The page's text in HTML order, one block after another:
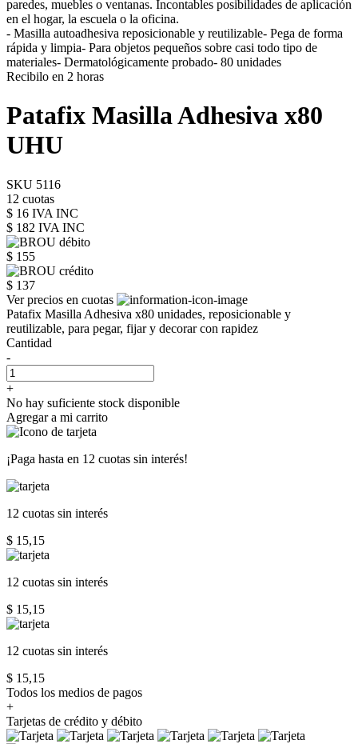
paredes, muebles o ventanas. Incontables posibilidades de aplicación
en el hogar, la escuela o la oficina.
- Masilla autoadhesiva reposicionable y reutilizable- Pega de forma
rápida y limpia- Para objetos pequeños sobre casi todo tipo de
materiales- Dermatológicamente probado- 80 unidades
Recibilo en 2 horas
Patafix Masilla Adhesiva x80
UHU
SKU 5116
12 cuotas
$ 16 IVA INC
$ 182 IVA INC
$ 155
$ 137
Ver precios en cuotas
Patafix Masilla Adhesiva x80 unidades, reposicionable y
reutilizable, para pegar, fijar y decorar con rapidez
Cantidad
-
+
No hay suficiente stock disponible
Agregar a mi carrito
¡Paga hasta en 12 cuotas sin interés!
12 cuotas sin interés
$ 15,15
12 cuotas sin interés
$ 15,15
12 cuotas sin interés
$ 15,15
Todos los medios de pagos
+
Tarjetas de crédito y débito